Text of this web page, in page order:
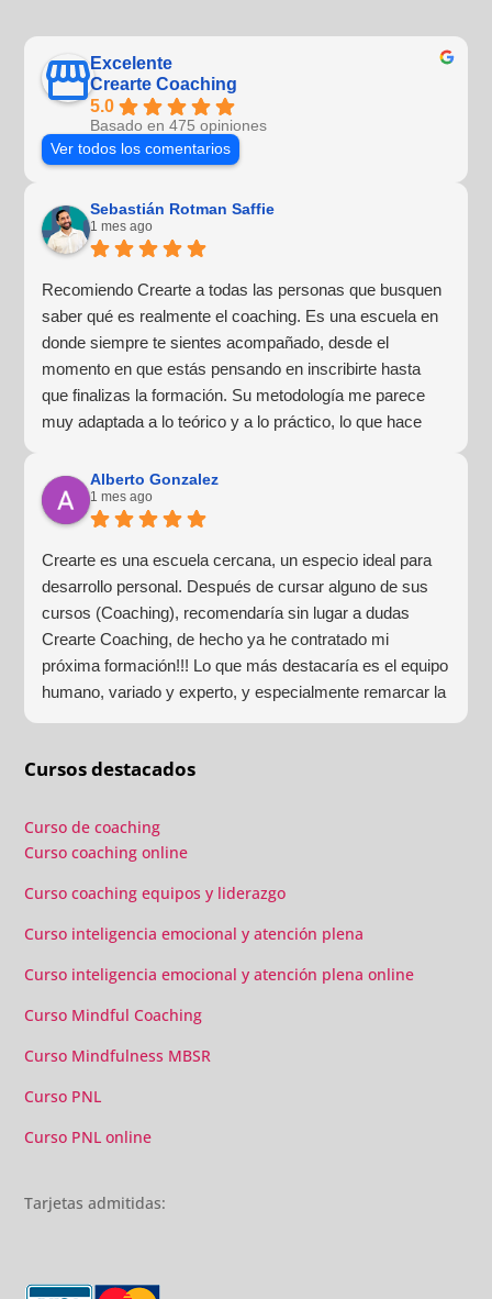
Excelente
Crearte Coaching
5.0
Basado en 475 opiniones
Ver todos los comentarios
Sebastián Rotman Saffie
1 mes ago
Recomiendo Crearte a todas las personas que busquen
saber qué es realmente el coaching. Es una escuela en
donde siempre te sientes acompañado, desde el
momento en que estás pensando en inscribirte hasta
que finalizas la formación. Su metodología me parece
muy adaptada a lo teórico y a lo práctico, lo que hace
¡Para mí fue una excelente experiencia!
Alberto Gonzalez
1 mes ago
Crearte es una escuela cercana, un especio ideal para
desarrollo personal. Después de cursar alguno de sus
cursos (Coaching), recomendaría sin lugar a dudas
Crearte Coaching, de hecho ya he contratado mi
próxima formación!!! Lo que más destacaría es el equipo
humano, variado y experto, y especialmente remarcar la
añadido con multitud de formaciones, seminarios y
gran liderazgo de Beatriz Ricondo!!!
Cursos destacados
Curso de coaching
Curso coaching online
Curso coaching equipos y liderazgo
Curso inteligencia emocional y atención plena
Curso inteligencia emocional y atención plena online
Curso Mindful Coaching
Curso Mindfulness MBSR
Curso PNL
Curso PNL online
Tarjetas admitidas: